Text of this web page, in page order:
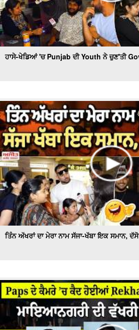
ਹਾਸੇ-ਖੇਡਿਆਂ 'ਚ Punjab ਦੀ Youth ਨੇ ਚੁਣ'ਤੀ
ਤਿੰਨ ਅੱਖਰਾਂ ਦਾ ਮੇਰਾ ਨਾਮ ਸੱਜਾ-ਖੱਬਾ ਇਕ ਸਮਾਨ,